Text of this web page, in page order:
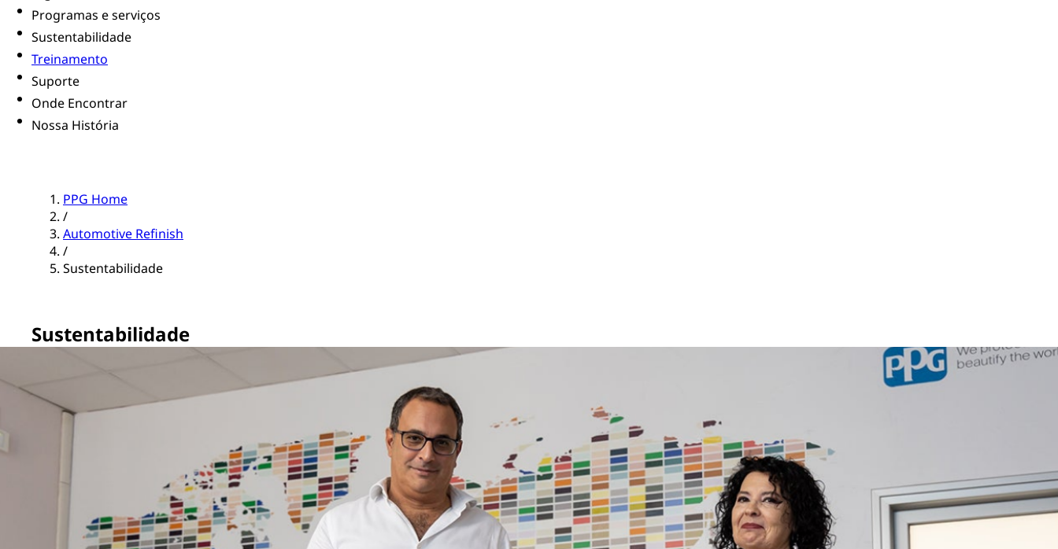
Programas e serviços
Sustentabilidade
Treinamento
Suporte
Onde Encontrar
Nossa História
PPG Home
/
Automotive Refinish
/
Sustentabilidade
Sustentabilidade